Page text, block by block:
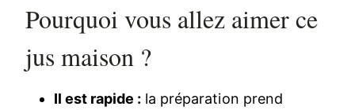
Pourquoi vous allez aimer ce
jus maison ?
Il est rapide : la préparation prend